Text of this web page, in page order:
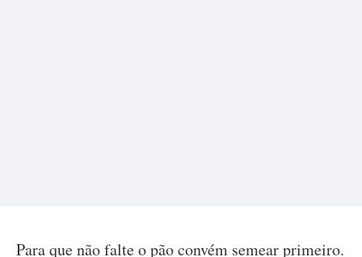
Para que não falte o pão convém semear primeiro.